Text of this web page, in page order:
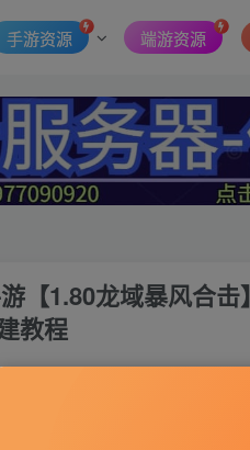
手游资源 端游资源
【1.80龙域暴风合
教程